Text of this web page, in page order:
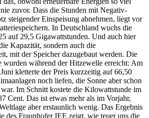
zuvor. Dass die Stunden mit Negativ-
steigender Einspeisung abnehmen, liegt vor
In Deutschland wuchs die
auf 29,5 Gigawattstunden. Und auch hier
Kapazität, sondern auch die
mit der Speicher dazugebaut werden. Die
wurden während der Hitzewelle erreicht: Am
kletterte der Preis kurzzeitig auf 66,50
noch liefen, die Sonne aber schon
war. Im Schnitt kostete die Kilowattstunde im
Cent. Das ist etwas mehr als im Vorjahr,
aber erstaunlich wenig. Das Ergebnis
des Fraunhofer IEE zeigt, wie teuer uns die